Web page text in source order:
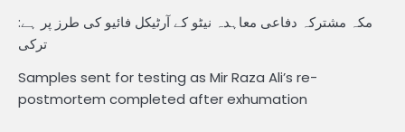
مکہ مشترکہ دفاعی معاہدہ نیٹو کے آرٹیکل فائیو کی طرز پر ہے:
ترکی
Samples sent for testing as Mir Raza Ali’s re-
postmortem completed after exhumation